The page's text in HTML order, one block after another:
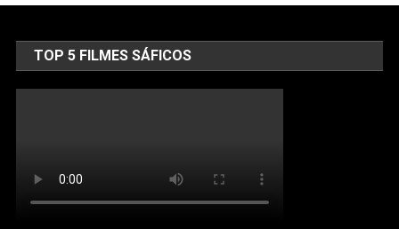
TOP 5 FILMES SÁFICOS